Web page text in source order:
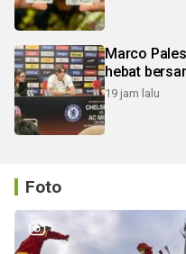
Marco
hebat
19 jam lalu
Foto